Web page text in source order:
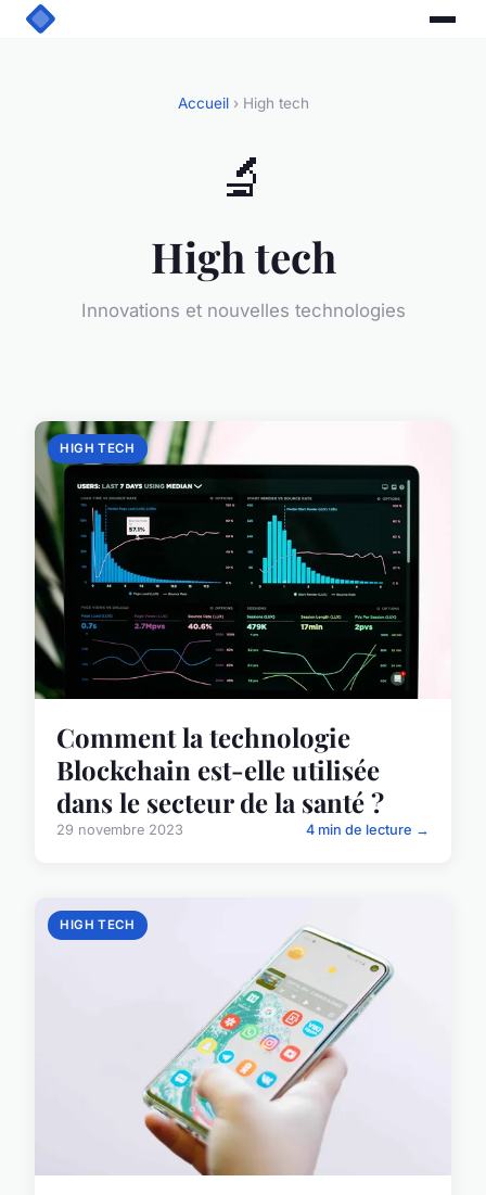
Accueil› High tech
🔬
High tech
Innovations et nouvelles technologies
HIGH TECH
Comment la technologie
Blockchain est-elle utilisée
dans le secteur de la santé ?
29 novembre 2023 4 min de lecture →
HIGH TECH